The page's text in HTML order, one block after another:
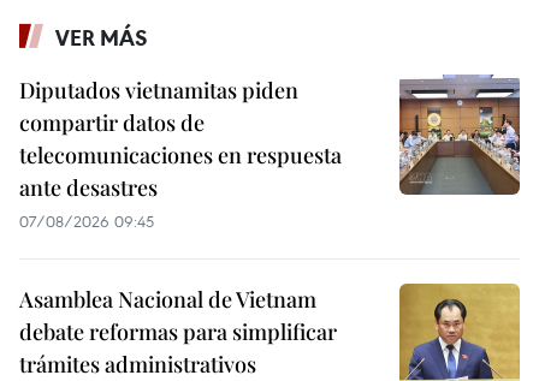
VER MÁS
Diputados vietnamitas piden
compartir datos de
telecomunicaciones en respuesta
ante desastres
07/08/2026 09:45
Asamblea Nacional de Vietnam
debate reformas para simplificar
trámites administrativos